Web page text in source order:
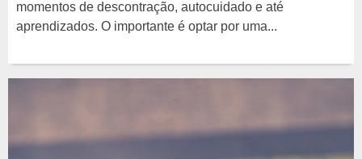
momentos de descontração, autocuidado e até
aprendizados. O importante é optar por uma...